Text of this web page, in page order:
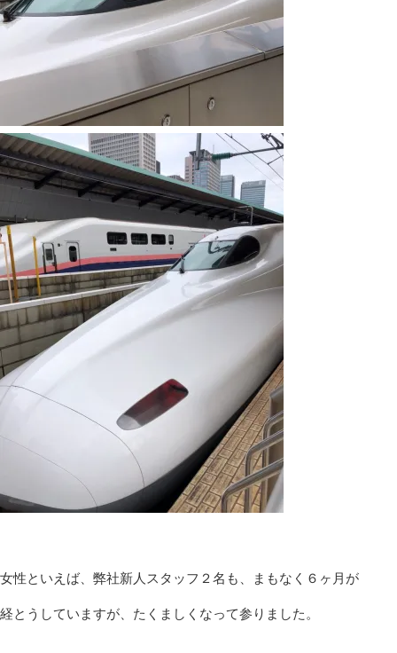
女性といえば、弊社新人スタッフ２名も、まもなく６ヶ月が
経とうしていますが、たくましくなって参りました。